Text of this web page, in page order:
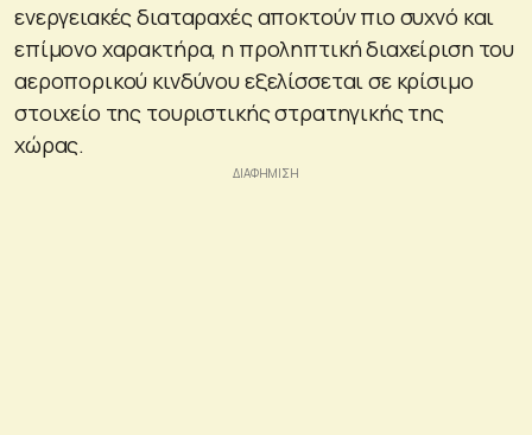
ενεργειακές διαταραχές αποκτούν πιο συχνό και
επίμονο χαρακτήρα, η προληπτική διαχείριση του
αεροπορικού κινδύνου εξελίσσεται σε κρίσιμο
στοιχείο της τουριστικής στρατηγικής της
χώρας.